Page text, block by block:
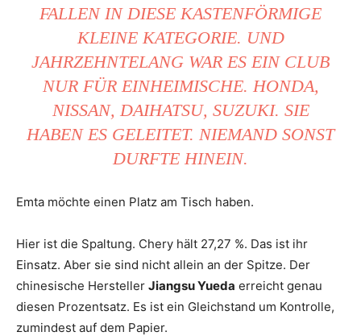
FALLEN IN DIESE KASTENFÖRMIGE
KLEINE KATEGORIE. UND
JAHRZEHNTELANG WAR ES EIN CLUB
NUR FÜR EINHEIMISCHE. HONDA,
NISSAN, DAIHATSU, SUZUKI. SIE
HABEN ES GELEITET. NIEMAND SONST
DURFTE HINEIN.
Emta möchte einen Platz am Tisch haben.
Hier ist die Spaltung. Chery hält 27,27 %. Das ist ihr
Einsatz. Aber sie sind nicht allein an der Spitze. Der
chinesische Hersteller Jiangsu Yueda erreicht genau
diesen Prozentsatz. Es ist ein Gleichstand um Kontrolle,
zumindest auf dem Papier.